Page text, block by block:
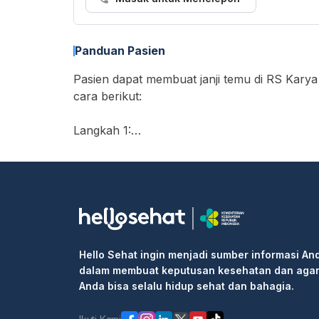
Panduan Pasien
Pasien dapat membuat janji temu di RS
cara berikut:
Langkah 1:
• Masukkan "RS Karya Medika Cikarang
• Isi informasi pribadi Anda dan selesaikan
Langkah 2: Pergi ke rumah sakit atau klinik
informasi booking kepada resepsionis/perawat
Langkah 3: Masuk ke klinik untuk
Hello Sehat ingin menjadi sumber informasi
dalam membuat keputusan kesehatan dan agar
Anda bisa selalu hidup sehat dan bahagia.